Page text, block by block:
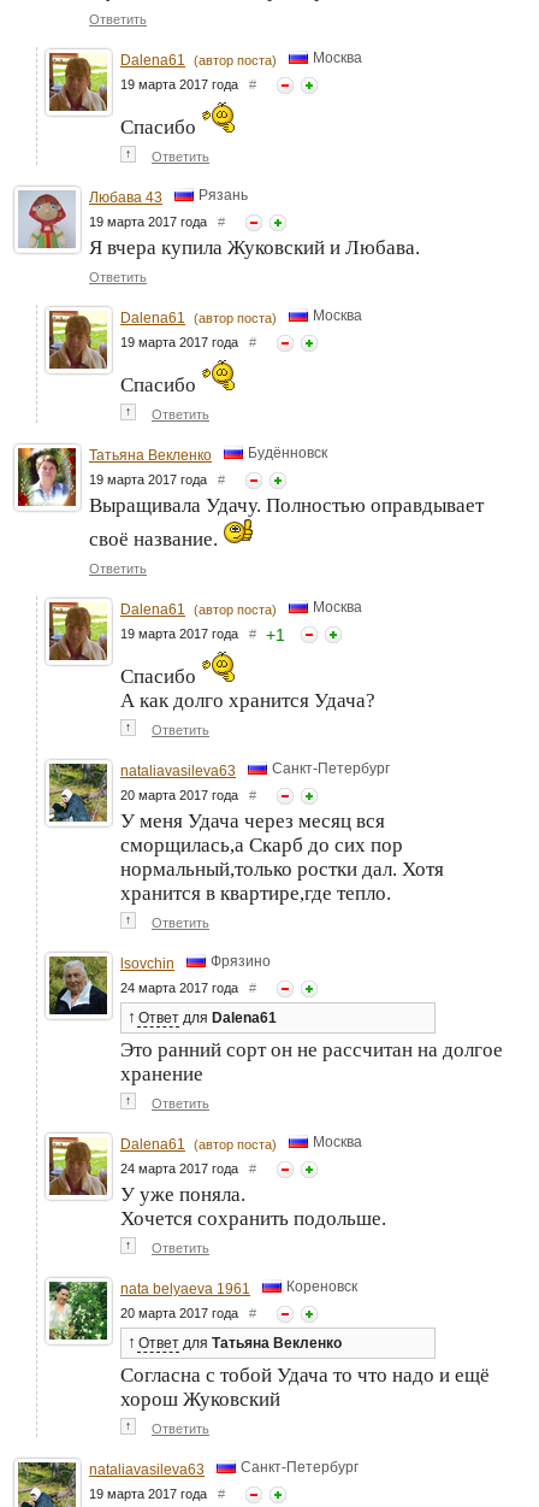
Ответить
Dalena61 (автор поста) Москва
19 марта 2017 года #
Спасибо
↑ Ответить
Любава 43 Рязань
19 марта 2017 года #
Я вчера купила Жуковский и Любава.
Ответить
Dalena61 (автор поста) Москва
19 марта 2017 года #
Спасибо
↑ Ответить
Татьяна Векленко Будённовск
19 марта 2017 года #
Выращивала Удачу. Полностью оправдывает
своё название.
Ответить
Dalena61 (автор поста) Москва
19 марта 2017 года # +1
Спасибо
А как долго хранится Удача?
↑ Ответить
nataliavasileva63 Санкт-Петербург
20 марта 2017 года #
У меня Удача через месяц вся
сморщилась,а Скарб до сих пор
нормальный,только ростки дал. Хотя
хранится в квартире,где тепло.
↑ Ответить
lsovchin Фрязино
24 марта 2017 года #
↑ Ответ для Dalena61
Это ранний сорт он не рассчитан на долгое
хранение
↑ Ответить
Dalena61 (автор поста) Москва
24 марта 2017 года #
У уже поняла.
Хочется сохранить подольше.
↑ Ответить
nata belyaeva 1961 Кореновск
20 марта 2017 года #
↑ Ответ для Татьяна Векленко
Согласна с тобой Удача то что надо и ещё
хорош Жуковский
↑ Ответить
nataliavasileva63 Санкт-Петербург
19 марта 2017 года #